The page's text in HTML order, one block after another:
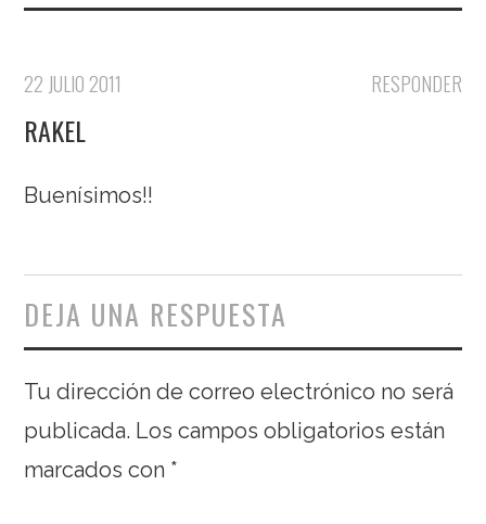
RESPONDER
22 JULIO 2011
RAKEL
Buenísimos!!
DEJA UNA RESPUESTA
Tu dirección de correo electrónico no será
publicada. Los campos obligatorios están
marcados con *